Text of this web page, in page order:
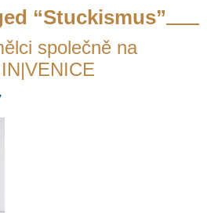
“Stuckismus”
společně na